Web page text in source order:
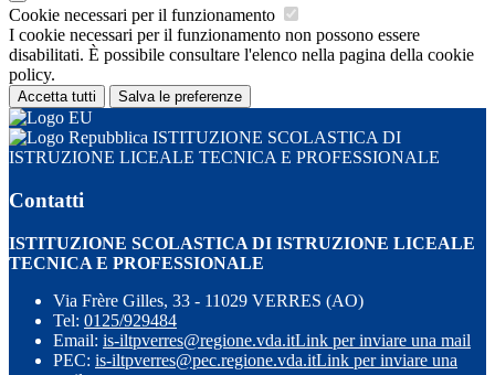
Cookie necessari per il funzionamento
I cookie necessari per il funzionamento non possono essere
disabilitati. È possibile consultare l'elenco nella pagina della cookie
policy.
Accetta tutti Salva le preferenze
ISTITUZIONE SCOLASTICA DI
ISTRUZIONE LICEALE TECNICA E PROFESSIONALE
Contatti
ISTITUZIONE SCOLASTICA DI ISTRUZIONE LICEALE
TECNICA E PROFESSIONALE
Via Frère Gilles, 33 - 11029 VERRES (AO)
Tel: 0125/929484
Email: is-iltpverres@regione.vda.itLink per inviare una mail
PEC: is-iltpverres@pec.regione.vda.itLink per inviare una